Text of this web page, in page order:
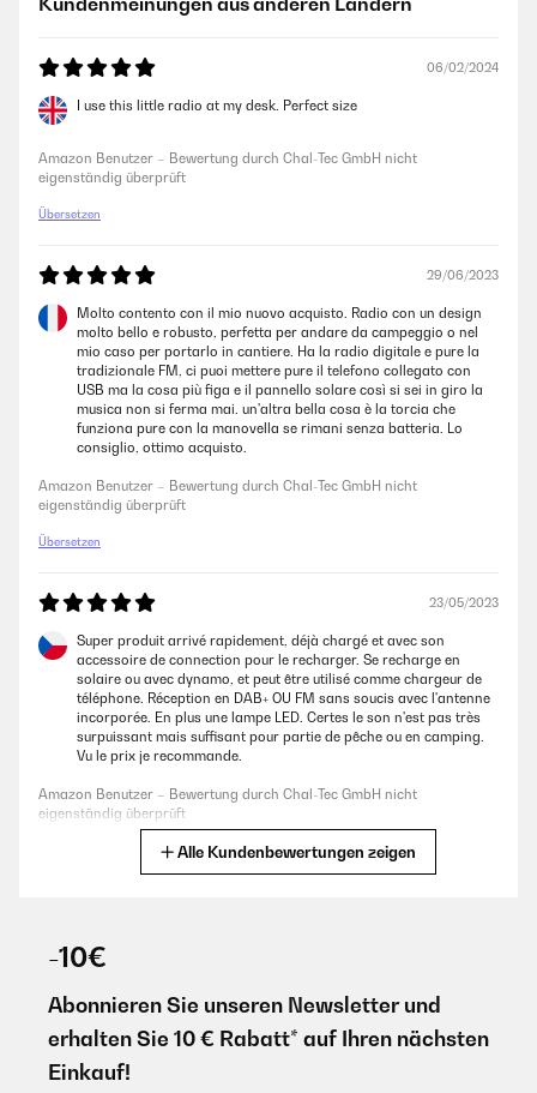
06/02/2024
I use this little radio at my desk. Perfect size
Amazon Benutzer – Bewertung durch Chal-Tec GmbH nicht
eigenständig überprüft
Übersetzen
29/06/2023
Molto contento con il mio nuovo acquisto. Radio con un design
molto bello e robusto, perfetta per andare da campeggio o nel
mio caso per portarlo in cantiere. Ha la radio digitale e pure la
tradizionale FM, ci puoi mettere pure il telefono collegato con
USB ma la cosa più figa e il pannello solare così si sei in giro la
musica non si ferma mai. un'altra bella cosa è la torcia che
funziona pure con la manovella se rimani senza batteria. Lo
consiglio, ottimo acquisto.
Amazon Benutzer – Bewertung durch Chal-Tec GmbH nicht
eigenständig überprüft
Übersetzen
23/05/2023
Super produit arrivé rapidement, déjà chargé et avec son
accessoire de connection pour le recharger. Se recharge en
solaire ou avec dynamo, et peut être utilisé comme chargeur de
téléphone. Réception en DAB+ OU FM sans soucis avec l'antenne
incorporée. En plus une lampe LED. Certes le son n'est pas très
surpuissant mais suffisant pour partie de pêche ou en camping.
Vu le prix je recommande.
Amazon Benutzer – Bewertung durch Chal-Tec GmbH nicht
eigenständig überprüft
La usamos el finde pasado cuando fuimos por ahí en la furgo y
dormimos fuera y no queremos gastar la batería de música de la
con el cable está genial. Pero luego descubrimos que también
carga con luz solar porque tiene un mini panel solar en la parte
de arriba. Además la batería dura mucho. Tiene una luz que se
carga manualmente con manivela, también tiene para conectar
USB, antena para sintonizar la radio... Me parece muy práctica y
Alle Kundenbewertungen zeigen
-10€
Abonnieren Sie unseren Newsletter und
erhalten Sie 10 € Rabatt* auf Ihren nächsten
Einkauf!